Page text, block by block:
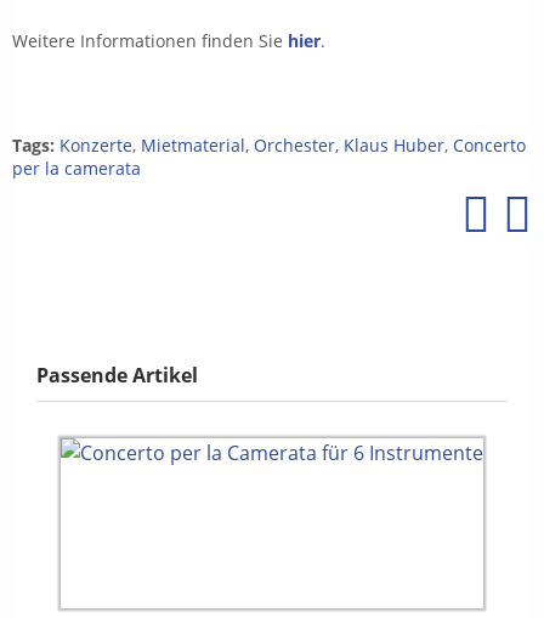
Weitere Informationen finden Sie hier.
Tags: Konzerte, Mietmaterial, Orchester, Klaus Huber, Concerto
per la camerata
Passende Artikel